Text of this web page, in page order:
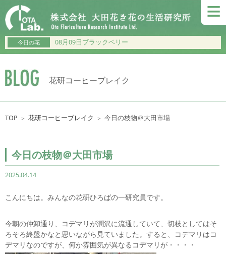
≡
今日の花 08月09日ブラックベリー
花研コーヒーブレイク
TOP ＞ 花研コーヒーブレイク ＞ 今日の枝物＠大田市場
今日の枝物＠大田市場
2025.04.14
こんにちは。みんなの花研ひろばの一研究員です。
今朝の仲卸通り、コデマリが潤沢に流通していて、切枝としてはそ
ろそろ終盤かなと思いながら見ていました。すると、コデマリはコ
デマリなのですが、何か雰囲気が異なるコデマリが・・・・